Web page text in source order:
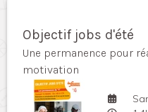
Objectif jobs d'été
Une permanence pour
motivation